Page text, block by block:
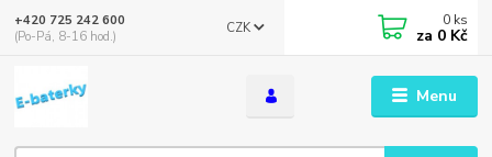
Menu
CZK
+420 725 242 600
(Po-Pá, 8-16 hod.)
0 ks
za 0 Kč